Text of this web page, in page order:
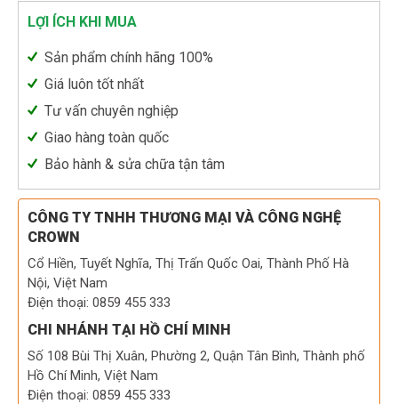
LỢI ÍCH KHI MUA
Sản phẩm chính hãng 100%
Giá luôn tốt nhất
Tư vấn chuyên nghiệp
Giao hàng toàn quốc
Bảo hành & sửa chữa tận tâm
CÔNG TY TNHH THƯƠNG MẠI VÀ CÔNG NGHỆ
CROWN
Cổ Hiền, Tuyết Nghĩa, Thị Trấn Quốc Oai, Thành Phố Hà
Nội, Việt Nam
Điện thoại: 0859 455 333
CHI NHÁNH TẠI HỒ CHÍ MINH
Số 108 Bùi Thị Xuân, Phường 2, Quận Tân Bình, Thành phố
Hồ Chí Minh, Việt Nam
Điện thoại: 0859 455 333